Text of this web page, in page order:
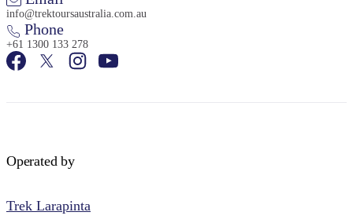
info@trektoursaustralia.com.au
Phone
+61 1300 133 278
Operated by
Trek Larapinta